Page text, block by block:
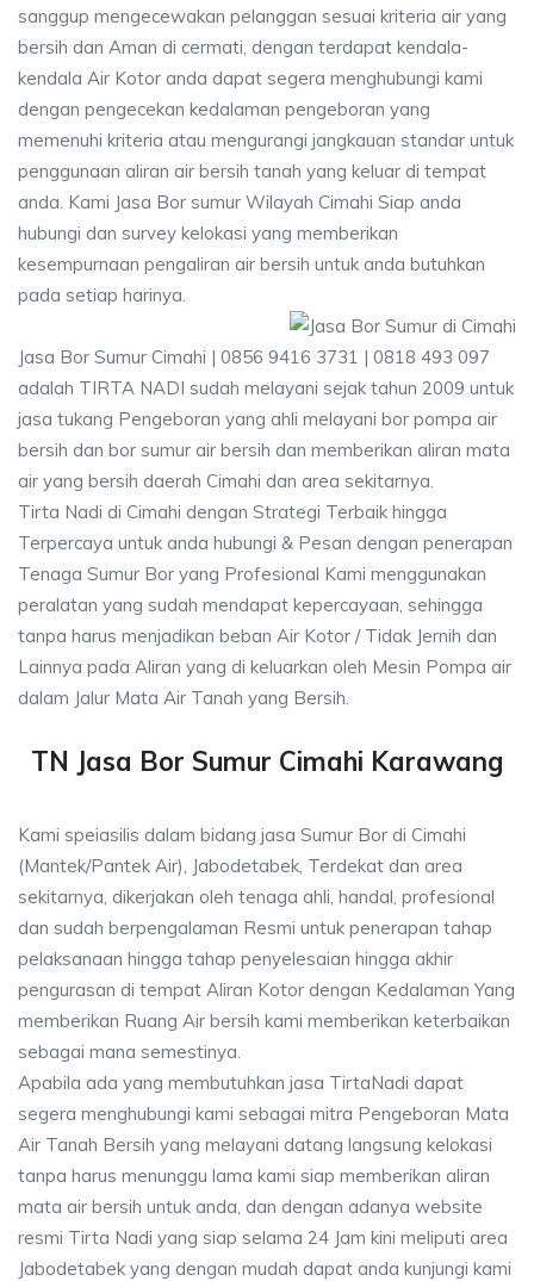
sanggup mengecewakan pelanggan sesuai kriteria air yang
bersih dan Aman di cermati, dengan terdapat kendala-
kendala Air Kotor anda dapat segera menghubungi kami
dengan pengecekan kedalaman pengeboran yang
memenuhi kriteria atau mengurangi jangkauan standar untuk
penggunaan aliran air bersih tanah yang keluar di tempat
anda. Kami Jasa Bor sumur Wilayah Cimahi Siap anda
hubungi dan survey kelokasi yang memberikan
kesempurnaan pengaliran air bersih untuk anda butuhkan
pada setiap harinya.
Jasa Bor Sumur Cimahi | 0856 9416 3731 | 0818 493 097
adalah TIRTA NADI sudah melayani sejak tahun 2009 untuk
jasa tukang Pengeboran yang ahli melayani bor pompa air
bersih dan bor sumur air bersih dan memberikan aliran mata
air yang bersih daerah Cimahi dan area sekitarnya.
Tirta Nadi di Cimahi dengan Strategi Terbaik hingga
Terpercaya untuk anda hubungi & Pesan dengan penerapan
Tenaga Sumur Bor yang Profesional Kami menggunakan
peralatan yang sudah mendapat kepercayaan, sehingga
tanpa harus menjadikan beban Air Kotor / Tidak Jernih dan
Lainnya pada Aliran yang di keluarkan oleh Mesin Pompa air
dalam Jalur Mata Air Tanah yang Bersih.
TN Jasa Bor Sumur Cimahi Karawang
Kami speiasilis dalam bidang jasa Sumur Bor di Cimahi
(Mantek/Pantek Air), Jabodetabek, Terdekat dan area
sekitarnya, dikerjakan oleh tenaga ahli, handal, profesional
dan sudah berpengalaman Resmi untuk penerapan tahap
pelaksanaan hingga tahap penyelesaian hingga akhir
pengurasan di tempat Aliran Kotor dengan Kedalaman Yang
memberikan Ruang Air bersih kami memberikan keterbaikan
sebagai mana semestinya.
Apabila ada yang membutuhkan jasa TirtaNadi dapat
segera menghubungi kami sebagai mitra Pengeboran Mata
Air Tanah Bersih yang melayani datang langsung kelokasi
tanpa harus menunggu lama kami siap memberikan aliran
mata air bersih untuk anda, dan dengan adanya website
resmi Tirta Nadi yang siap selama 24 Jam kini meliputi area
Jabodetabek yang dengan mudah dapat anda kunjungi kami